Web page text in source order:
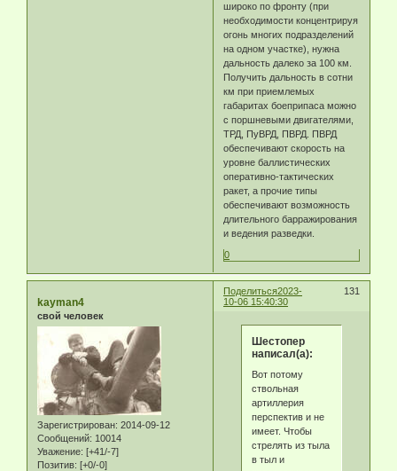
широко по фронту (при
необходимости концентрируя
огонь многих подразделений
на одном участке), нужна
дальность далеко за 100 км.
Получить дальность в сотни
км при приемлемых
габаритах боеприпаса можно
с поршневыми двигателями,
ТРД, ПуВРД, ПВРД. ПВРД
обеспечивают скорость на
уровне баллистических
оперативно-тактических
ракет, а прочие типы
обеспечивают возможность
длительного барражирования
и ведения разведки.
0
Поделиться 131
2023-
10-06 15:40:30
kayman4
свой человек
Зарегистрирован: 2014-09-12
Сообщений: 10014
Уважение: [+41/-7]
Позитив: [+0/-0]
Шестопер
написал(а):
Вот потому
ствольная
артиллерия
перспектив и не
имеет. Чтобы
стрелять из тыла
в тыл и